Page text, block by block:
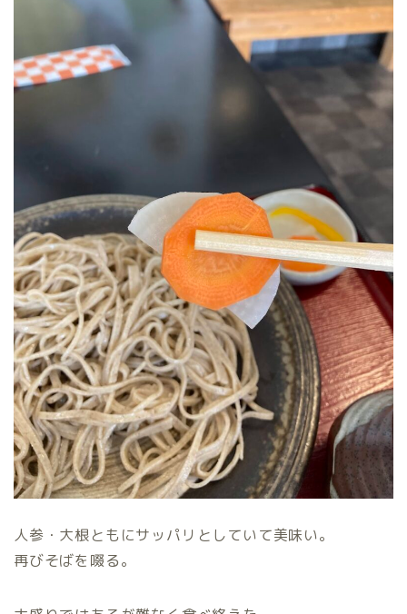
人参・大根ともにサッパリとしていて美味い。
再びそばを啜る。